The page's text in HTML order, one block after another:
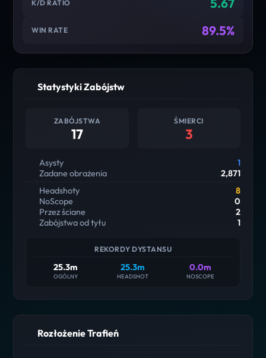
K/D RATIO
WIN RATE 89.5%
Statystyki Zabójstw
ZABÓJSTWA
17
ŚMIERCI
3
Asysty
1
Zadane obrażenia
2,871
Headshoty
8
NoScope
0
Przez ściane
2
Zabójstwa od tyłu
1
REKORDY DYSTANSU
25.3m
OGÓLNY
25.3m
HEADSHOT
0.0m
NOSCOPE
Rozłożenie Trafień